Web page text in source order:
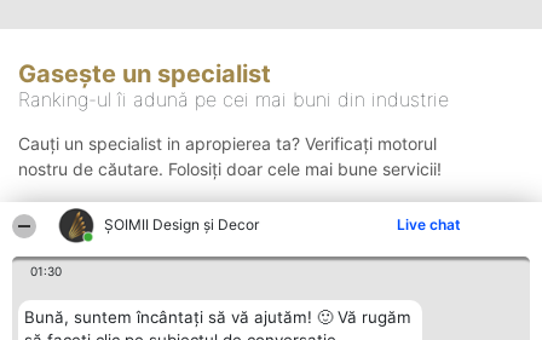
ȘOIMII Design și Decor Live chat
01:30
Bună, suntem încântați să vă ajutăm! 🙂 Vă rugăm
Gasește un specialist
Ranking-ul îi adună pe cei mai buni din industrie
Cauți un specialist in apropierea ta? Verificați motorul
nostru de căutare. Folosiți doar cele mai bune servicii!